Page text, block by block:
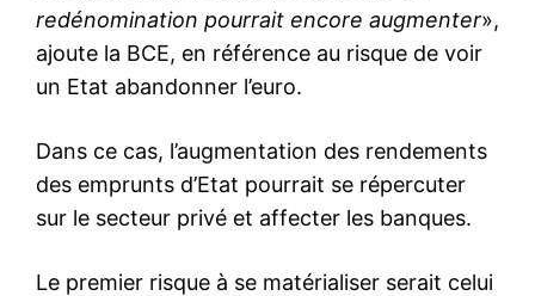
redénomination pourrait encore augmenter»,
ajoute la BCE, en référence au risque de voir
un Etat abandonner l’euro.
Dans ce cas, l’augmentation des rendements
des emprunts d’Etat pourrait se répercuter
sur le secteur privé et affecter les banques.
Le premier risque à se matérialiser serait celui